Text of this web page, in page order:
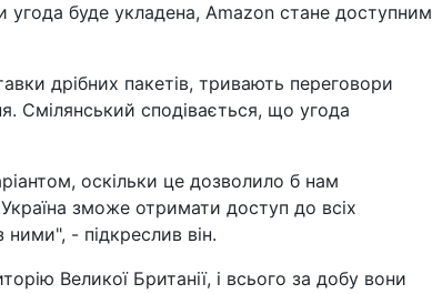
буде укладена, Amazon стане доступним
дрібних пакетів, тривають переговори
Смілянський сподівається, що угода
оскільки це дозволило б нам
зможе отримати доступ до всіх
- підкреслив він.
Великої Британії, і всього за добу вони